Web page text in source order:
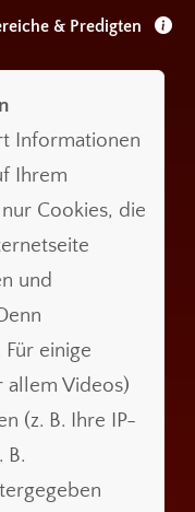
& Predigten
Informationen
Ihrem
Cookies, die
und
einige
allem Videos)
(z. B. Ihre IP-
B.